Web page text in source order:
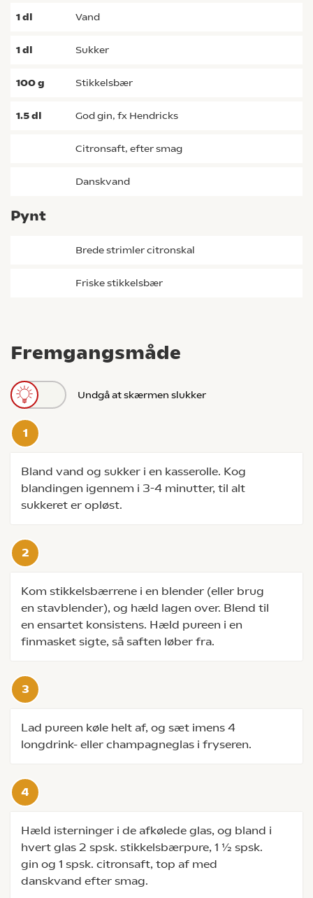
Fremgangsmåde
Undgå at skærmen slukker
Bland vand og sukker i en kasserolle. Kog
blandingen igennem i 3-4 minutter, til alt
sukkeret er opløst.
Kom stikkelsbærrene i en blender (eller brug
en stavblender), og hæld lagen over. Blend til
en ensartet konsistens. Hæld pureen i en
finmasket sigte, så saften løber fra.
Lad pureen køle helt af, og sæt imens 4
longdrink- eller champagneglas i fryseren.
Hæld isterninger i de afkølede glas, og bland i
hvert glas 2 spsk. stikkelsbærpure, 1 ½ spsk.
gin og 1 spsk. citronsaft, top af med
danskvand efter smag.
1dl vand
1dl sukker
100g Stikkelsbær
1.5dl god gin, fx Hendricks
Citronsaft, efter smag
danskvand
Pynt
brede strimler citronskal
friske stikkelsbær